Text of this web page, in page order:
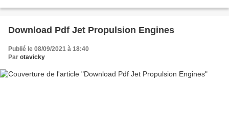
Download Pdf Jet Propulsion Engines
Publié le 08/09/2021 à 18:40
Par otavicky